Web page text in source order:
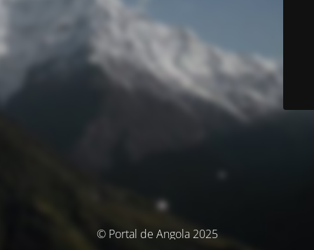
© Portal de Angola 2025